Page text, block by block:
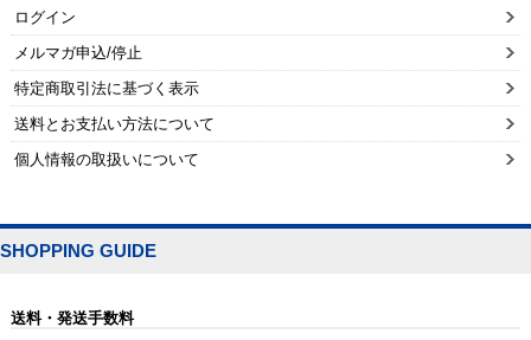
ログイン
メルマガ申込/停止
特定商取引法に基づく表示
送料とお支払い方法について
個人情報の取扱いについて
SHOPPING GUIDE
送料・発送手数料